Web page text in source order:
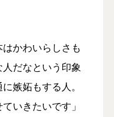
かわいらしさも
だなという印象
嫉妬もする人。
いきたいです」